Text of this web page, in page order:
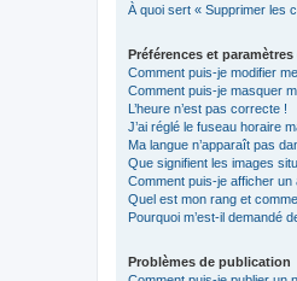
À quoi sert « Supprimer les
Préférences et
Comment puis-je modifier
Comment puis-je masquer
L’heure n’est pas correcte !
J’ai réglé le fuseau horaire
Ma langue n’apparaît pas
Que signifient les images
Comment puis-je afficher un
Quel est mon rang et
Pourquoi m’est-il demandé
Problèmes de publication